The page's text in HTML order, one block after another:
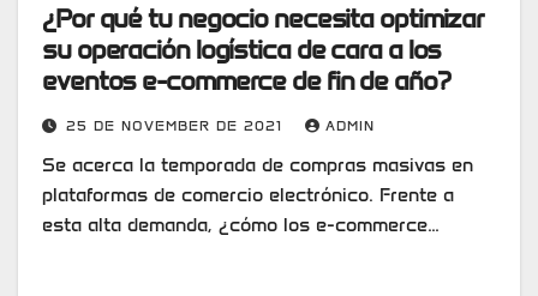
¿Por qué tu negocio necesita optimizar
su operación logística de cara a los
eventos e-commerce de fin de año?
25 DE NOVEMBER DE 2021 ADMIN
Se acerca la temporada de compras masivas en
plataformas de comercio electrónico. Frente a
esta alta demanda, ¿cómo los e-commerce…